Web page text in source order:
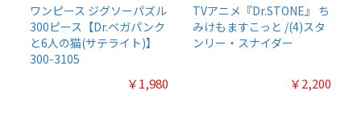
ワンピース ジグソーパズル
300ピース【Dr.ベガパンク
と6人の猫(サテライト)】
300-3105
￥1,980
TVアニメ『Dr.STONE』 ち
みけもますこっと /(4)スタ
ンリー・スナイダー
￥2,200